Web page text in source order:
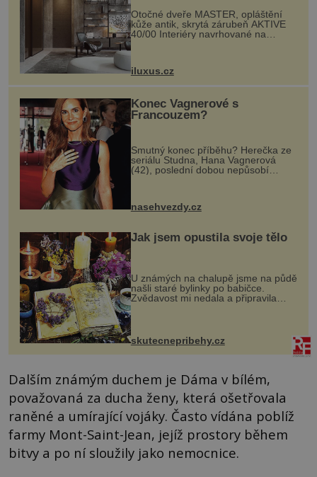
Otočné dveře MASTER, opláštění
kůže antik, skrytá zárubeň AKTIVE
40/00 Interiéry navrhované na
zakázku často vyžadují atypické
rozměry nejen nábytku, ale i
dnes umož...
iluxus.cz
Konec Vagnerové s
Francouzem?
Smutný konec příběhu? Herečka ze
seriálu Studna, Hana Vagnerová
(42), poslední dobou nepůsobí
nasehvezdy.cz
Jak jsem opustila svoje tělo
U známých na chalupě jsme na půdě
našli staré bylinky po babičce.
Zvědavost mi nedala a připravila
jsem si z nich lektvar… Zimní pobyt
na chalupě se pro mě vlastní vinou
změnil v děsivý zážitek, na kt...
skutecnepribehy.cz
Dalším známým duchem je Dáma v bílém,
považovaná za ducha ženy, která ošetřovala
raněné a umírající vojáky. Často vídána poblíž
farmy Mont-Saint-Jean, jejíž prostory během
bitvy a po ní sloužily jako nemocnice.